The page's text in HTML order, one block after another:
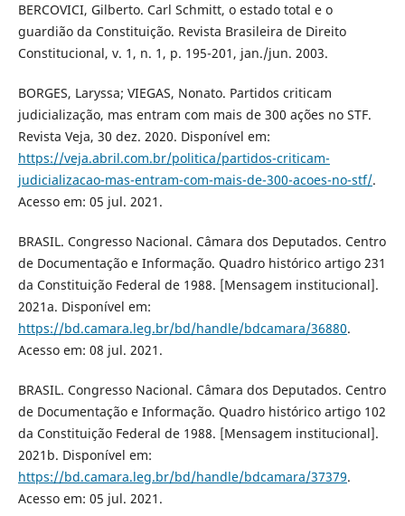
BERCOVICI, Gilberto. Carl Schmitt, o estado total e o
guardião da Constituição. Revista Brasileira de Direito
Constitucional, v. 1, n. 1, p. 195-201, jan./jun. 2003.
BORGES, Laryssa; VIEGAS, Nonato. Partidos criticam
judicialização, mas entram com mais de 300 ações no STF.
Revista Veja, 30 dez. 2020. Disponível em:
https://veja.abril.com.br/politica/partidos-criticam-
judicializacao-mas-entram-com-mais-de-300-acoes-no-stf/.
Acesso em: 05 jul. 2021.
BRASIL. Congresso Nacional. Câmara dos Deputados. Centro
de Documentação e Informação. Quadro histórico artigo 231
da Constituição Federal de 1988. [Mensagem institucional].
2021a. Disponível em:
https://bd.camara.leg.br/bd/handle/bdcamara/36880.
Acesso em: 08 jul. 2021.
BRASIL. Congresso Nacional. Câmara dos Deputados. Centro
de Documentação e Informação. Quadro histórico artigo 102
da Constituição Federal de 1988. [Mensagem institucional].
2021b. Disponível em:
https://bd.camara.leg.br/bd/handle/bdcamara/37379.
Acesso em: 05 jul. 2021.